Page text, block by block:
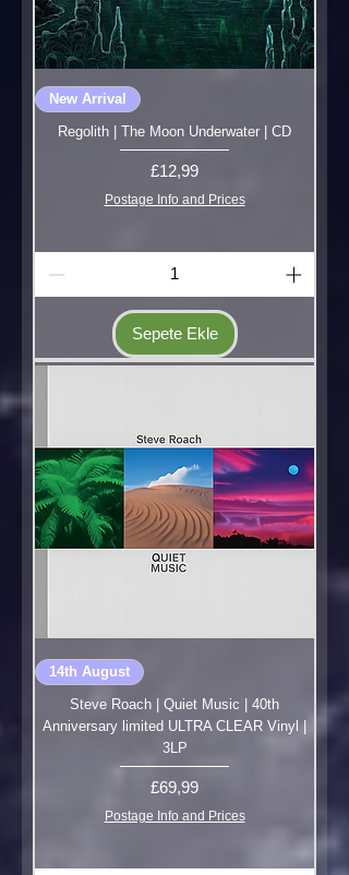
New Arrival
Regolith | The Moon Underwater | CD
Fiyat
£12,99
Postage Info and Prices
Sepete Ekle
14th August
Steve Roach | Quiet Music | 40th
Anniversary limited ULTRA CLEAR Vinyl |
3LP
Fiyat
£69,99
Postage Info and Prices